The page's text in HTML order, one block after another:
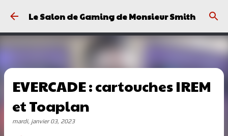
Passer au contenu principal
Le Salon de Gaming de Monsieur Smith
EVERCADE : cartouches IREM
et Toaplan
mardi, janvier 03, 2023